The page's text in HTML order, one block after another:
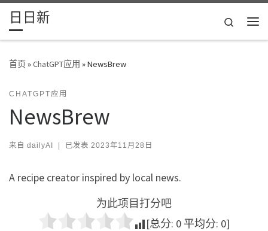
Skip to content
日日新
Search
首页»ChatGPT应用 »NewsBrew
CHATGPT应用
NewsBrew
来自 dailyAI | 已发表 2023年11月28日
A recipe creator inspired by local news.
为此项目打分吧
[总分: 0 平均分: 0]